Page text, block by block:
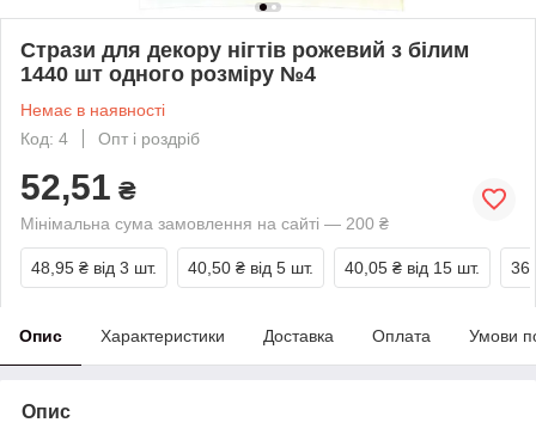
Стрази для декору нігтів рожевий з білим
1440 шт одного розміру №4
Немає в наявності
Код: 4
Опт і роздріб
52,51 ₴
Мінімальна сума замовлення на сайті — 200 ₴
48,95 ₴ від 3 шт. 40,50 ₴ від 5 шт. 40,05 ₴ від 15 шт.
Опис Характеристики Доставка Оплата Умови
Опис